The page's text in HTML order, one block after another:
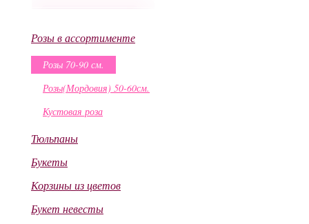
Розы в ассортименте
Розы 70-90 см.
Розы(Мордовия) 50-60см.
Кустовая роза
Тюльпаны
Букеты
Корзины из цветов
Букет невесты